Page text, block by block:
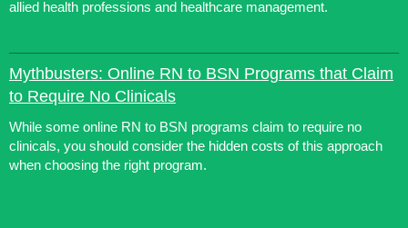
allied health professions and healthcare management.
Mythbusters: Online RN to BSN Programs that Claim
to Require No Clinicals
While some online RN to BSN programs claim to require no
clinicals, you should consider the hidden costs of this approach
when choosing the right program.